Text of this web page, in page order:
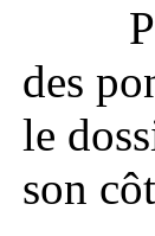
Pour
des
le
son